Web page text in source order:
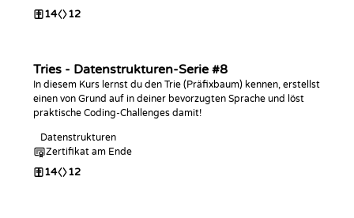
14 12
Tries - Datenstrukturen-Serie #8
In diesem Kurs lernst du den Trie (Präfixbaum) kennen, erstellst
einen von Grund auf in deiner bevorzugten Sprache und löst
praktische Coding-Challenges damit!
Datenstrukturen
Zertifikat am Ende
14 12